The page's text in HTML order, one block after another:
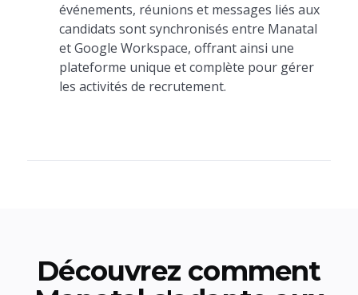
événements, réunions et messages liés aux
candidats sont synchronisés entre Manatal
et Google Workspace, offrant ainsi une
plateforme unique et complète pour gérer
les activités de recrutement.
Découvrez comment